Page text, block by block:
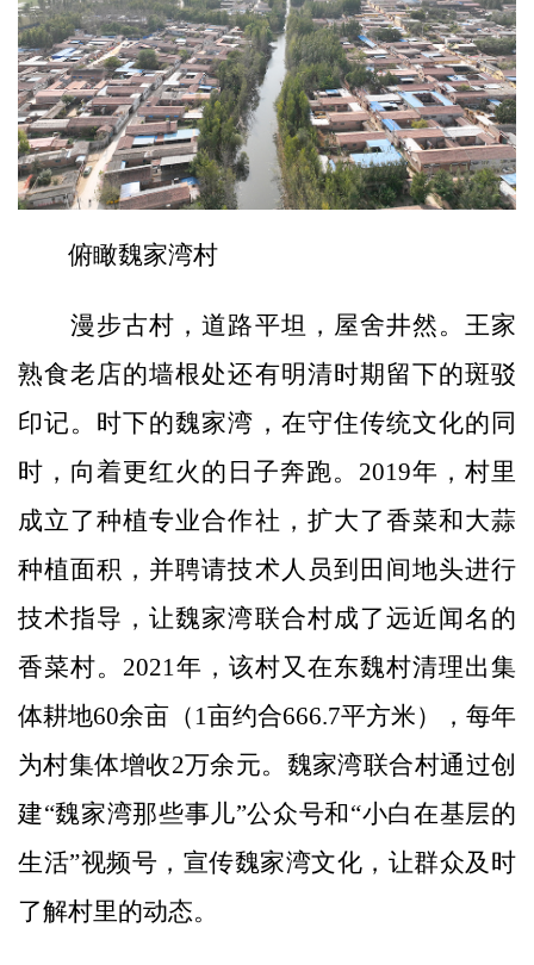
俯瞰魏家湾村
漫步古村，道路平坦，屋舍井然。王家
熟食老店的墙根处还有明清时期留下的斑驳
印记。时下的魏家湾，在守住传统文化的同
时，向着更红火的日子奔跑。2019年，村里
成立了种植专业合作社，扩大了香菜和大蒜
种植面积，并聘请技术人员到田间地头进行
技术指导，让魏家湾联合村成了远近闻名的
香菜村。2021年，该村又在东魏村清理出集
体耕地60余亩（1亩约合666.7平方米），每年
为村集体增收2万余元。魏家湾联合村通过创
建“魏家湾那些事儿”公众号和“小白在基层的
生活”视频号，宣传魏家湾文化，让群众及时
了解村里的动态。